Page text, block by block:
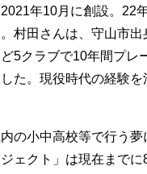
年10月に創設。22
村田さんは、守山市
5クラブで10年間プ
た。現役時代の経験
の小中高校等で行う
ェクト」は現在まで